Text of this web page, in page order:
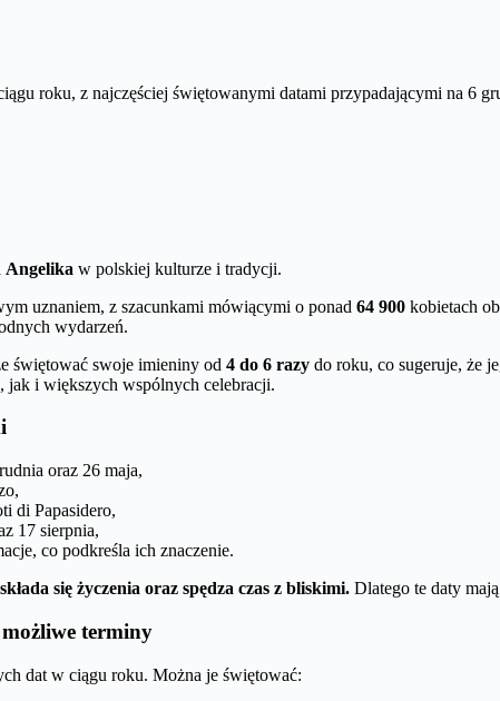
roku, z najczęściej świętowanymi datami przypadającymi na 6
Angelika w polskiej kulturze i tradycji.
uznaniem, z szacunkami mówiącymi o ponad 64 900 kobietach
wydarzeń.
świętować swoje imieniny od 4 do 6 razy do roku, co sugeruje, że
jak i większych wspólnych celebracji.
oraz 26 maja,
di Papasidero,
17 sierpnia,
co podkreśla ich znaczenie.
się życzenia oraz spędza czas z bliskimi. Dlatego te daty
terminy
dat w ciągu roku. Można je świętować: